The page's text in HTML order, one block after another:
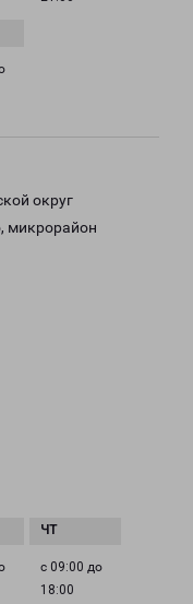
округ
микрорайон
с 09:00 до
18:00